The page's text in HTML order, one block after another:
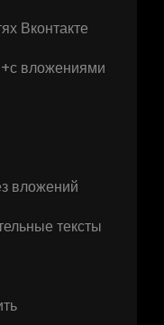
Вконтакте
+с вложениями
вложений
тексты